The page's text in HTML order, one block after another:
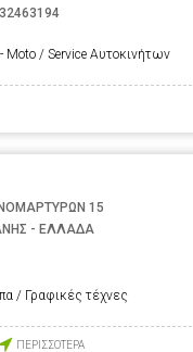
Moto / Service Αυτοκινήτων
15
- ΕΛΛΑΔΑ
/ Γραφικές τέχνες
ΠΕΡΙΣΣΟΤΕΡΑ